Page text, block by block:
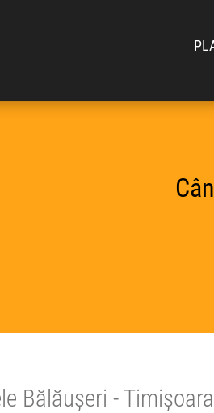
Bălăușeri - Timișoara